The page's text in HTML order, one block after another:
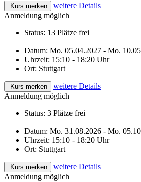
Kurs merken
weitere Details
Anmeldung möglich
Status: 13 Plätze frei
Datum: Mo. 05.04.2027 - Mo.
Uhrzeit: 15:10 - 18:20 Uhr
Ort: Stuttgart
Kurs merken
weitere Details
Anmeldung möglich
Status: 3 Plätze frei
Datum: Mo. 31.08.2026 - Mo.
Uhrzeit: 15:10 - 18:20 Uhr
Ort: Stuttgart
Kurs merken
weitere Details
Anmeldung möglich